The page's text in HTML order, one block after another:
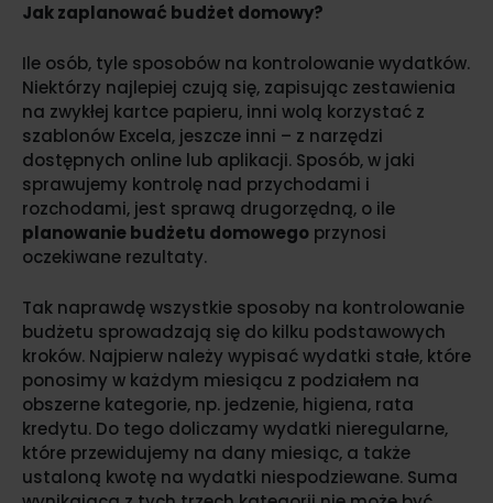
Jak zaplanować budżet domowy?
Ile osób, tyle sposobów na kontrolowanie wydatków.
Niektórzy najlepiej czują się, zapisując zestawienia
na zwykłej kartce papieru, inni wolą korzystać z
szablonów Excela, jeszcze inni – z narzędzi
dostępnych online lub aplikacji. Sposób, w jaki
sprawujemy kontrolę nad przychodami i
rozchodami, jest sprawą drugorzędną, o ile
planowanie budżetu domowego przynosi
oczekiwane rezultaty.
Tak naprawdę wszystkie sposoby na kontrolowanie
budżetu sprowadzają się do kilku podstawowych
kroków. Najpierw należy wypisać wydatki stałe, które
ponosimy w każdym miesiącu z podziałem na
obszerne kategorie, np. jedzenie, higiena, rata
kredytu. Do tego doliczamy wydatki nieregularne,
które przewidujemy na dany miesiąc, a także
ustaloną kwotę na wydatki niespodziewane. Suma